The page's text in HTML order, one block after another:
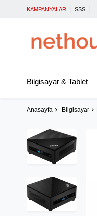
KAMPANYALAR SSS
Bilgisayar & Tablet
Anasayfa Bilgisayar